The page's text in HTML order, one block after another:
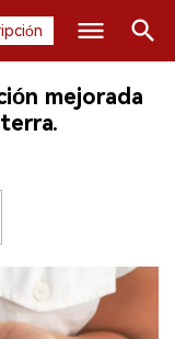
Buscar
mejorada